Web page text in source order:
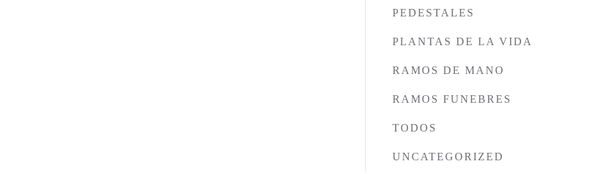
PEDESTALES
PLANTAS DE LA VIDA
RAMOS DE MANO
RAMOS FUNEBRES
TODOS
UNCATEGORIZED